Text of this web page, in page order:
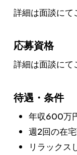
詳細は面談にて
応募資格
詳細は面談にて
待遇・条件
年収600万
週2回の在
リラックス